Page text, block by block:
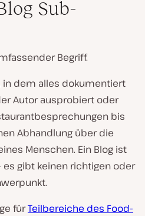
Sub-
Begriff.
in dem alles dokumentiert
Autor ausprobiert oder
bis
Abhandlung über die
Menschen. Ein Blog ist
es gibt keinen richtigen oder
fürTeilbereiche des Food-